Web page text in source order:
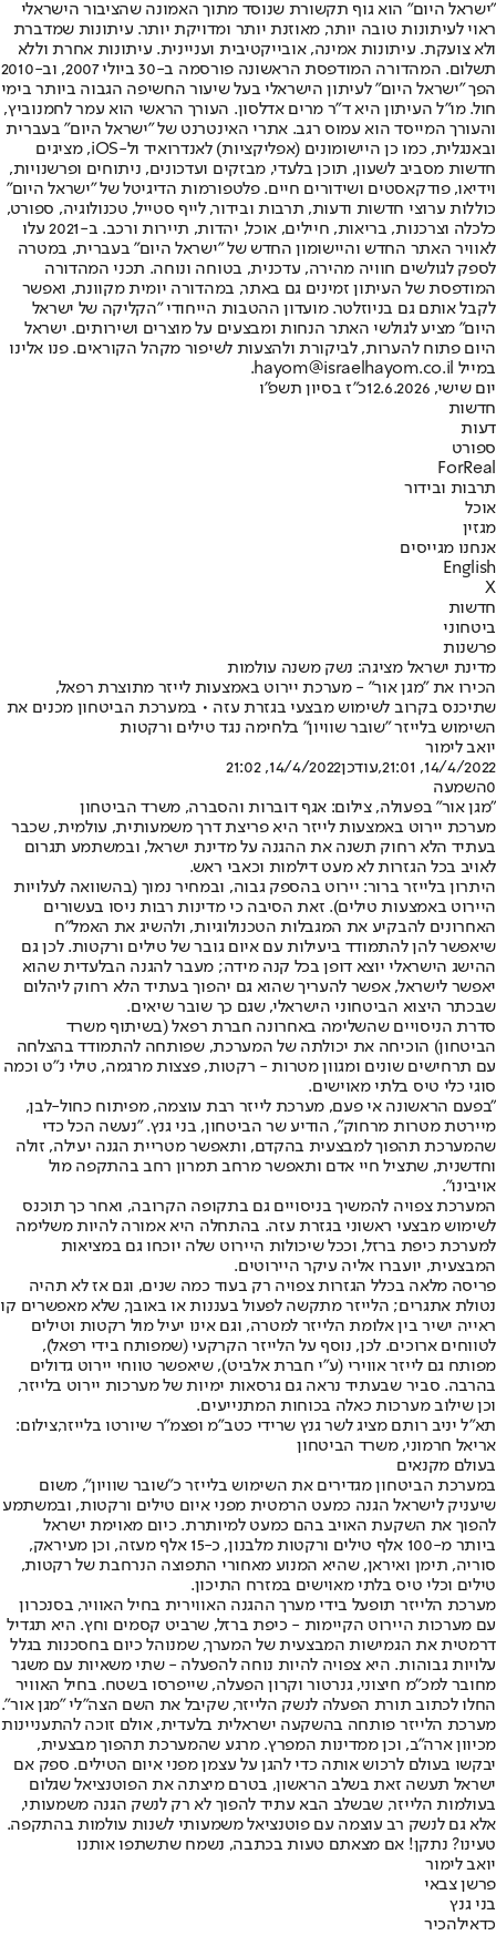
"ישראל היום" הוא גוף תקשורת שנוסד מתוך האמונה שהציבור הישראלי
ראוי לעיתונות טובה יותר, מאוזנת יותר ומדויקת יותר. עיתונות שמדברת
ולא צועקת. עיתונות אמינה, אובייקטיבית ועניינית. עיתונות אחרת וללא
תשלום. המהדורה המודפסת הראשונה פורסמה ב-30 ביולי 2007, וב-2010
הפך "ישראל היום" לעיתון הישראלי בעל שיעור החשיפה הגבוה ביותר בימי
חול. מו"ל העיתון היא ד"ר מרים אדלסון. העורך הראשי הוא עמר לחמנוביץ,
והעורך המייסד הוא עמוס רגב. אתרי האינטרנט של "ישראל היום" בעברית
ובאנגלית, כמו כן היישומונים (אפליקציות) לאנדרואיד ול-iOS, מציגים
חדשות מסביב לשעון, תוכן בלעדי, מבזקים ועדכונים, ניתוחים ופרשנויות,
וידיאו, פודקאסטים ושידורים חיים. פלטפורמות הדיגיטל של "ישראל היום"
כוללות ערוצי חדשות ודעות, תרבות ובידור, לייף סטייל, טכנולוגיה, ספורט,
כלכלה וצרכנות, בריאות, חיילים, אוכל, יהדות, תיירות ורכב. ב-2021 עלו
לאוויר האתר החדש והיישומון החדש של "ישראל היום" בעברית, במטרה
לספק לגולשים חוויה מהירה, עדכנית, בטוחה ונוחה. תכני המהדורה
המודפסת של העיתון זמינים גם באתר, במהדורה יומית מקוונת, ואפשר
לקבל אותם גם בניוזלטר. מועדון ההטבות הייחודי "הקליקה של ישראל
היום" מציע לגולשי האתר הנחות ומבצעים על מוצרים ושירותים. ישראל
היום פתוח להערות, לביקורת ולהצעות לשיפור מקהל הקוראים. פנו אלינו
במייל hayom@israelhayom.co.il.
יום שישי, 12.6.2026
כ"ז בסיון תשפ"ו
חדשות
דעות
ספורט
ForReal
תרבות ובידור
אוכל
מגזין
אנחנו מגייסים
English
X
חדשות
ביטחוני
פרשנות
מדינת ישראל מציגה: נשק משנה עולמות
הכירו את "מגן אור" - מערכת יירוט באמצעות לייזר מתוצרת רפאל,
שתיכנס בקרוב לשימוש מבצעי בגזרת עזה • במערכת הביטחון מכנים את
השימוש בלייזר "שובר שוויון" בלחימה נגד טילים ורקטות
יואב לימור
14/4/2022, 21:01
,עודכן14/4/2022, 21:02
0השמעה
"מגן אור" בפעולה, צילום: אגף דוברות והסברה, משרד הביטחון
מערכת יירוט באמצעות לייזר היא פריצת דרך משמעותית, עולמית, שכבר
בעתיד הלא רחוק תשנה את ההגנה על מדינת ישראל, ובמשתמע תגרום
לאויב בכל הגזרות לא מעט דילמות וכאבי ראש.
היתרון בלייזר ברור: יירוט בהספק גבוה, ובמחיר נמוך (בהשוואה לעלויות
היירוט באמצעות טילים). זאת הסיבה כי מדינות רבות ניסו בעשורים
האחרונים להבקיע את המגבלות הטכנולוגיות, ולהשיג את האמל"ח
שיאפשר להן להתמודד ביעילות עם איום גובר של טילים ורקטות. לכן גם
ההישג הישראלי יוצא דופן בכל קנה מידה; מעבר להגנה הבלעדית שהוא
יאפשר לישראל, אפשר להעריך שהוא גם יהפוך בעתיד הלא רחוק ליהלום
שבכתר היצוא הביטחוני הישראלי, שגם כך שובר שיאים.
סדרת הניסויים שהשלימה באחרונה חברת רפאל (בשיתוף משרד
הביטחון) הוכיחה את יכולתה של המערכת, שפותחה להתמודד בהצלחה
עם תרחישים שונים ומגוון מטרות - רקטות, פצצות מרגמה, טילי נ"ט וכמה
סוגי כלי טיס בלתי מאוישים.
"בפעם הראשונה אי פעם, מערכת לייזר רבת עוצמה, מפיתוח כחול-לבן,
מיירטת מטרות מרחוק", הודיע שר הביטחון, בני גנץ. "נעשה הכל כדי
שהמערכת תהפוך למבצעית בהקדם, ותאפשר מטריית הגנה יעילה, זולה
וחדשנית, שתציל חיי אדם ותאפשר מרחב תמרון רחב בהתקפה מול
אויבינו".
המערכת צפויה להמשיך בניסויים גם בתקופה הקרובה, ואחר כך תוכנס
לשימוש מבצעי ראשוני בגזרת עזה. בהתחלה היא אמורה להיות משלימה
למערכת כיפת ברזל, וככל שיכולות היירוט שלה יוכחו גם במציאות
המבצעית, יועברו אליה עיקר היירוטים.
פריסה מלאה בכלל הגזרות צפויה רק בעוד כמה שנים, וגם אז לא תהיה
נטולת אתגרים; הלייזר מתקשה לפעול בעננות או באובך, שלא מאפשרים קו
ראייה ישיר בין אלומת הלייזר למטרה, וגם אינו יעיל מול רקטות וטילים
לטווחים ארוכים. לכן, נוסף על הלייזר הקרקעי (שמפותח בידי רפאל),
מפותח גם לייזר אווירי (ע"י חברת אלביט), שיאפשר טווחי יירוט גדולים
בהרבה. סביר שבעתיד נראה גם גרסאות ימיות של מערכות יירוט בלייזר,
וכן שילוב מערכות כאלה בכוחות המתנייעים.
תא"ל יניב רותם מציג לשר גנץ שרידי כטב"מ ופצמ"ר שיורטו בלייזר,צילום:
אריאל חרמוני, משרד הביטחון
בעולם מקנאים
במערכת הביטחון מגדירים את השימוש בלייזר כ"שובר שוויון", משום
שיעניק לישראל הגנה כמעט הרמטית מפני איום טילים ורקטות, ובמשתמע
להפוך את השקעת האויב בהם כמעט למיותרת. כיום מאוימת ישראל
ביותר מ-100 אלף טילים ורקטות מלבנון, כ-15 אלף מעזה, וכן מעיראק,
סוריה, תימן ואיראן, שהיא המנוע מאחורי התפוצה הנרחבת של רקטות,
טילים וכלי טיס בלתי מאוישים במזרח התיכון.
מערכת הלייזר תופעל בידי מערך ההגנה האווירית בחיל האוויר, בסנכרון
עם מערכות היירוט הקיימות - כיפת ברזל, שרביט קסמים וחץ. היא תגדיל
דרמטית את הגמישות המבצעית של המערך, שמנוהל כיום בחסכנות בגלל
עלויות גבוהות. היא צפויה להיות נוחה להפעלה - שתי משאיות עם משגר
מחובר למכ"מ חיצוני, גנרטור וקרון הפעלה, שייפרסו בשטח. בחיל האוויר
החלו לכתוב תורת הפעלה לנשק הלייזר, שקיבל את השם הצה"לי "מגן אור".
מערכת הלייזר פותחה בהשקעה ישראלית בלעדית, אולם זוכה להתעניינות
מכיוון ארה"ב, וכן ממדינות המפרץ. מרגע שהמערכת תהפוך מבצעית,
יבקשו בעולם לרכוש אותה כדי להגן על עצמן מפני איום הטילים. ספק אם
ישראל תעשה זאת בשלב הראשון, בטרם מיצתה את הפוטנציאל שגלום
בעולמות הלייזר, שבשלב הבא עתיד להפוך לא רק לנשק הגנה משמעותי,
אלא גם לנשק רב עוצמה עם פוטנציאל משמעותי לשנות עולמות בהתקפה.
טעינו? נתקן! אם מצאתם טעות בכתבה, נשמח שתשתפו אותנו
יואב לימור
פרשן צבאי
בני גנץ
כדאילהכיר